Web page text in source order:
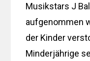
Musikstars J
aufgenommen
der Kinder
Minderjährige